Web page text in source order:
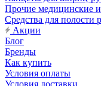
Прочие медицинские
Средства для полости
Акции
Блог
Бренды
Как купить
Условия оплаты
Условия доставки